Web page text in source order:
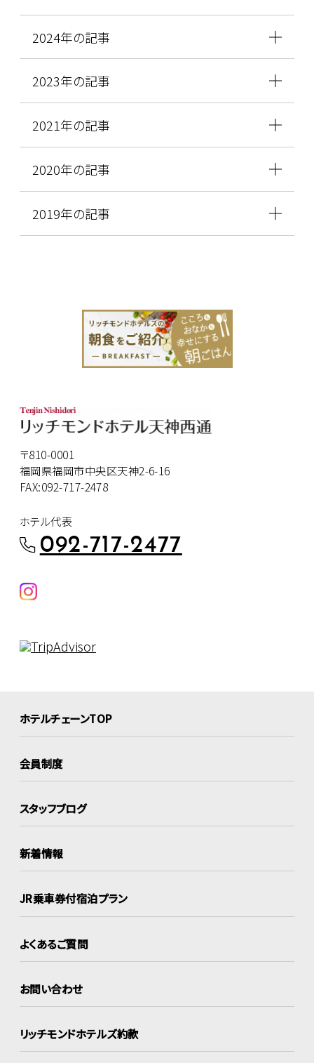
2024年の記事
2023年の記事
2021年の記事
2020年の記事
2019年の記事
〒810-0001
福岡県福岡市中央区天神2-6-16
FAX:092-717-2478
ホテル代表
092-717-2477
ホテルチェーンTOP
会員制度
スタッフブログ
新着情報
JR乗車券付宿泊プラン
よくあるご質問
お問い合わせ
リッチモンドホテルズ約款